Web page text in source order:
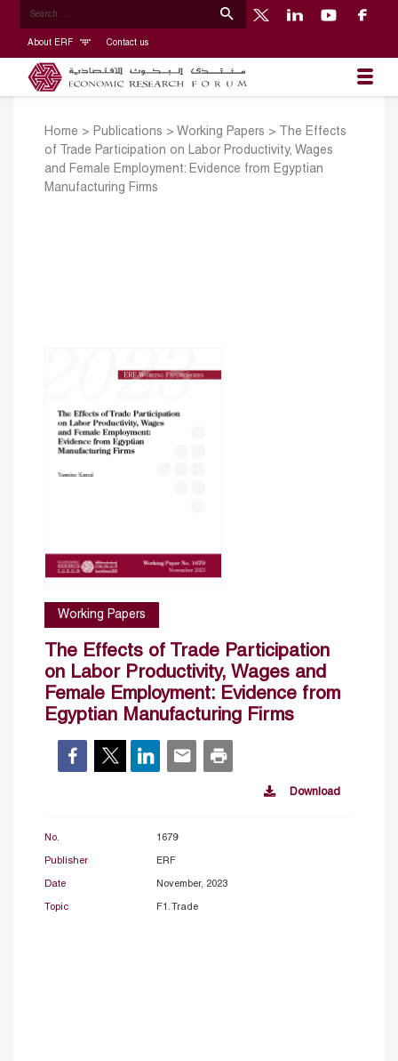
About ERF Contact us
Home > Publications > Working Papers >
The Effects
of Trade Participation on Labor Productivity, Wages
and Female Employment: Evidence from Egyptian
Manufacturing Firms
Working Papers
The Effects of Trade Participation
on Labor Productivity, Wages and
Female Employment: Evidence from
Egyptian Manufacturing Firms
Download
No. 1679
Publisher ERF
Date November, 2023
Topic F1. Trade